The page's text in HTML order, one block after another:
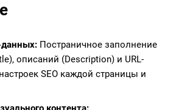
данных: Постраничное заполнение
описаний (Description) и URL-
SEO каждой страницы и